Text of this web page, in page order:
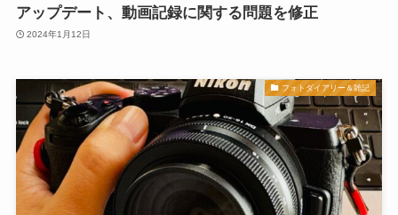
アップデート、動画記録に関する問題を修正
2024年1月12日
フォトダイアリー＆雑記